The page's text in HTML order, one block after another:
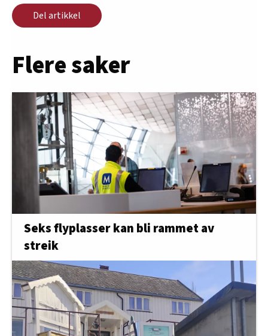
Kilde: Likestillings- og diskrimineringsombudet
Del artikkel
Flere saker
Seks flyplasser kan bli rammet av
streik